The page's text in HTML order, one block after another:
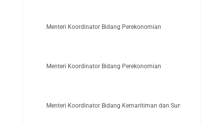
Menteri Koordinator Bidang Perekonomian
Menteri Koordinator Bidang Perekonomian
Menteri Koordinator Bidang Kemaritiman dan Sumber Daya